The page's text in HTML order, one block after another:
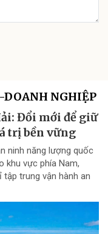
NGHIỆP
Đổi mới để giữ
trị bền vững
ninh năng lượng quốc
khu vực phía Nam,
tập trung vận hành an